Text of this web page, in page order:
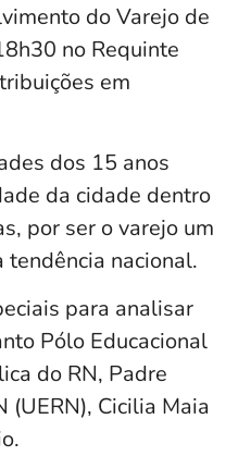
do Varejo de
no Requinte
em
dos 15 anos
da cidade dentro
por ser o varejo um
tendência nacional.
para analisar
Pólo Educacional
do RN, Padre
Cicilia Maia